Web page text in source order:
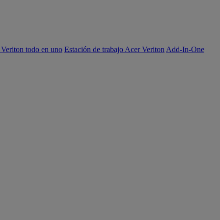
todo en uno Estación de trabajo Acer Veriton Add-In-One